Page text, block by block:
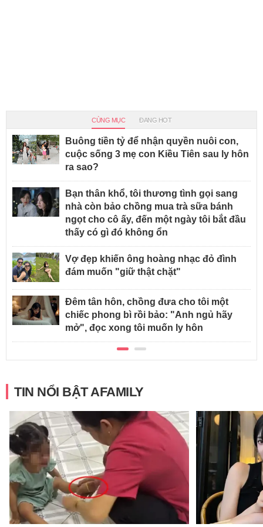
CÙNG MỤC ĐANG HOT
Buông tiền tỷ để nhận quyền nuôi con,
cuộc sống 3 mẹ con Kiều Tiên sau ly hôn
ra sao?
Bạn thân khổ, tôi thương tình gọi sang
nhà còn bảo chồng mua trà sữa bánh
ngọt cho cô ấy, đến một ngày tôi bắt đầu
thấy có gì đó không ổn
Vợ đẹp khiến ông hoàng nhạc đỏ đình
đám muốn "giữ thật chặt"
Đêm tân hôn, chồng đưa cho tôi một
chiếc phong bì rồi bảo: "Anh ngủ hãy
mở", đọc xong tôi muốn ly hôn
TIN NỔI BẬT AFAMILY